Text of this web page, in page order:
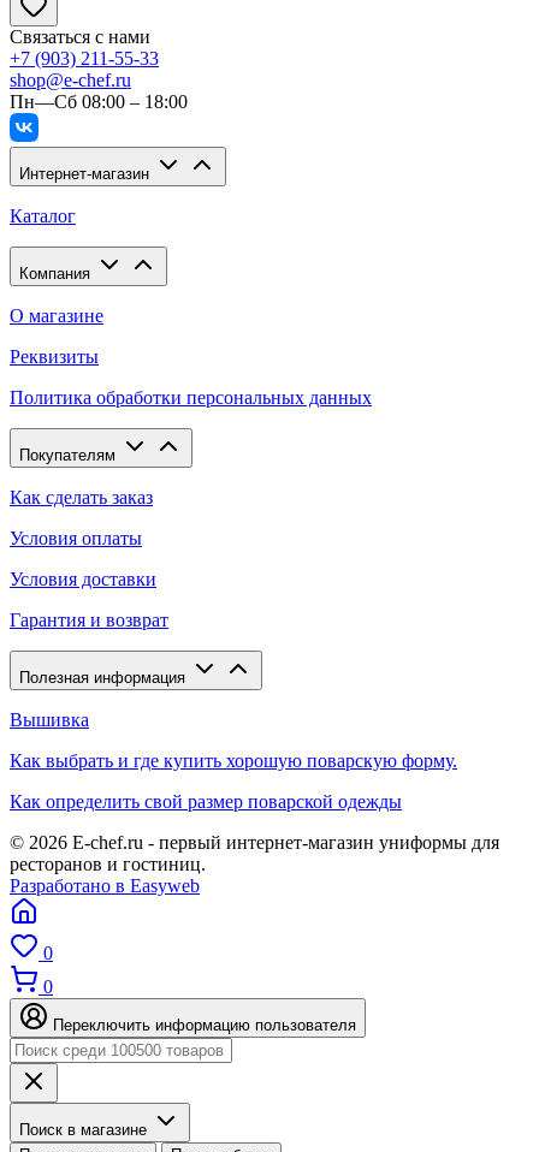
Связаться с нами
+7 (903) 211-55-33
shop@e-chef.ru
Пн—Сб 08:00 – 18:00
Интернет-магазин
Каталог
Компания
О магазине
Реквизиты
Политика обработки персональных данных
Покупателям
Как сделать заказ
Условия оплаты
Условия доставки
Гарантия и возврат
Полезная информация
Вышивка
Как выбрать и где купить хорошую поварскую форму.
Как определить свой размер поварской одежды
© 2026 E-chef.ru - первый интернет-магазин униформы для
ресторанов и гостиниц.
Разработано в Easyweb
0
0
Переключить информацию пользователя
Поиск в магазине